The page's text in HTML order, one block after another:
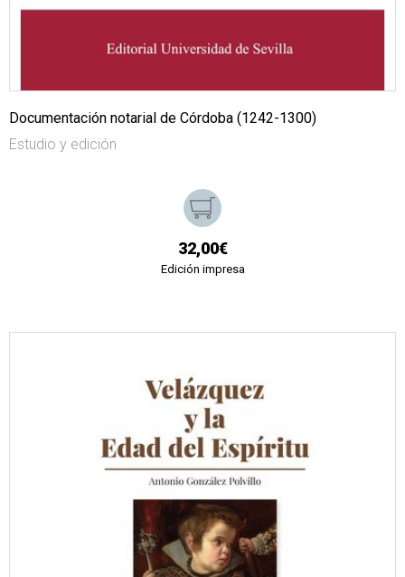
Documentación notarial de Córdoba (1242-1300)
Estudio y edición
32,00€
Edición impresa